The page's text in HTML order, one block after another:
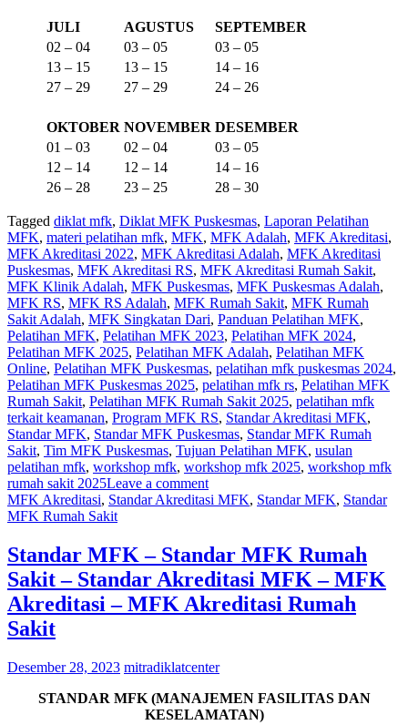
JULI AGUSTUS
SEPTEMBER
02 – 04
03 – 05
03 – 05
13 – 15
13 – 15
14 – 16
27 – 29
27 – 29 24 – 26
OKTOBER NOVEMBER DESEMBER
01 – 03
02 – 04
03 – 05
12 – 14
12 – 14
14 – 16
26 – 28
23 – 25 28 – 30
Tagged diklat mfk, Diklat MFK Puskesmas, Laporan Pelatihan
MFK, materi pelatihan mfk, MFK, MFK Adalah, MFK Akreditasi,
MFK Akreditasi 2022, MFK Akreditasi Adalah, MFK Akreditasi
Puskesmas, MFK Akreditasi RS, MFK Akreditasi Rumah Sakit,
MFK Klinik Adalah, MFK Puskesmas, MFK Puskesmas Adalah,
MFK RS, MFK RS Adalah, MFK Rumah Sakit, MFK Rumah
Sakit Adalah, MFK Singkatan Dari, Panduan Pelatihan MFK,
Pelatihan MFK, Pelatihan MFK 2023, Pelatihan MFK 2024,
Pelatihan MFK 2025, Pelatihan MFK Adalah, Pelatihan MFK
Online, Pelatihan MFK Puskesmas, pelatihan mfk puskesmas 2024,
Pelatihan MFK Puskesmas 2025, pelatihan mfk rs, Pelatihan MFK
Rumah Sakit, Pelatihan MFK Rumah Sakit 2025, pelatihan mfk
terkait keamanan, Program MFK RS, Standar Akreditasi MFK,
Standar MFK, Standar MFK Puskesmas, Standar MFK Rumah
Sakit, Tim MFK Puskesmas, Tujuan Pelatihan MFK, usulan
pelatihan mfk, workshop mfk, workshop mfk 2025, workshop mfk
rumah sakit 2025Leave a comment
MFK Akreditasi, Standar Akreditasi MFK, Standar MFK, Standar
MFK Rumah Sakit
Standar MFK – Standar MFK Rumah
Sakit – Standar Akreditasi MFK – MFK
Akreditasi – MFK Akreditasi Rumah
Sakit
Desember 28, 2023 mitradiklatcenter
STANDAR MFK (MANAJEMEN FASILITAS DAN
KESELAMATAN)